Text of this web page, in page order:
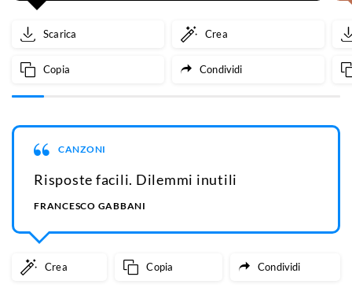
Scarica Crea
Copia Condividi
CANZONI
Risposte facili. Dilemmi inutili
FRANCESCO GABBANI
Crea Copia Condividi